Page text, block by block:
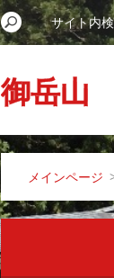
御岳山
メインページ